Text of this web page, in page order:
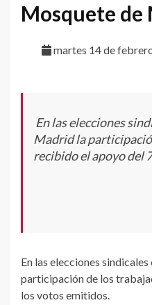
Mosquete de
martes 14 de
En las elecciones
Madrid la
recibido el apoyo del
En las elecciones
participación de los
los votos emitidos.